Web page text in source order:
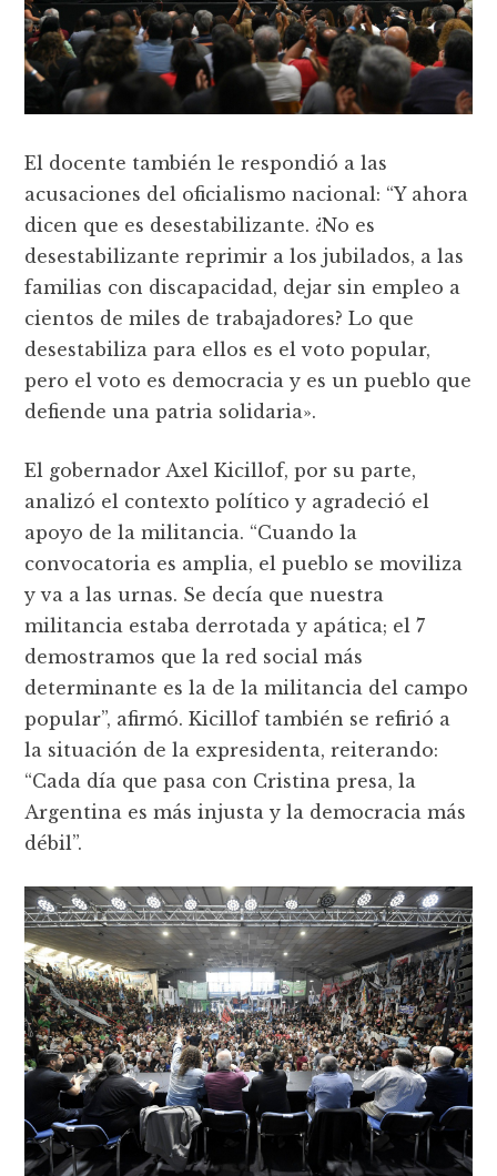
El docente también le respondió a las
acusaciones del oficialismo nacional: “Y ahora
dicen que es desestabilizante. ¿No es
desestabilizante reprimir a los jubilados, a las
familias con discapacidad, dejar sin empleo a
cientos de miles de trabajadores? Lo que
desestabiliza para ellos es el voto popular,
pero el voto es democracia y es un pueblo que
defiende una patria solidaria».
El gobernador Axel Kicillof, por su parte,
analizó el contexto político y agradeció el
apoyo de la militancia. “Cuando la
convocatoria es amplia, el pueblo se moviliza
y va a las urnas. Se decía que nuestra
militancia estaba derrotada y apática; el 7
demostramos que la red social más
determinante es la de la militancia del campo
popular”, afirmó. Kicillof también se refirió a
la situación de la expresidenta, reiterando:
“Cada día que pasa con Cristina presa, la
Argentina es más injusta y la democracia más
débil”.